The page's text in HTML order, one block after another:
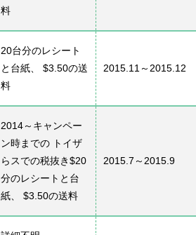
料
20台分のレシート
と台紙、 $3.50の送
料
2015.11～2015.12
2014～キャンペー
ン時までの トイザ
らスでの税抜き$20
分のレシートと台
紙、 $3.50の送料
2015.7～2015.9